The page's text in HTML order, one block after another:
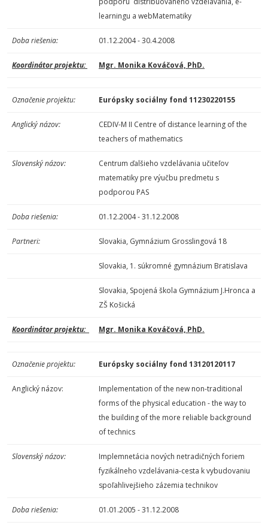
learningu a webMatematiky
Doba riešenia: 01.12.2004 - 30.4.2008
Koordinátor projektu: Mgr. Monika Kováčová, PhD.
Označenie projektu: Európsky sociálny fond 11230220155
Anglický názov:
CEDIV-M II Centre of distance learning of the
teachers of mathematics
Slovenský názov:
Centrum ďalšieho vzdelávania učiteľov
matematiky pre výučbu predmetu s
podporou PAS
Doba riešenia: 01.12.2004 - 31.12.2008
Partneri: Slovakia, Gymnázium Grosslingová 18
Slovakia, 1. súkromné gymnázium Bratislava
Slovakia, Spojená škola Gymnázium J.Hronca a
ZŠ Košická
Koordinátor projektu: Mgr. Monika Kováčová, PhD.
Označenie projektu: Európsky sociálny fond 13120120117
Anglický názov:
Implementation of the new non-traditional
forms of the physical education - the way to
the building of the more reliable background
of technics
Slovenský názov:
Implemnetácia nových netradičných foriem
fyzikálneho vzdelávania-cesta k vybudovaniu
spoľahlivejšieho zázemia technikov
Doba riešenia: 01.01.2005 - 31.12.2008